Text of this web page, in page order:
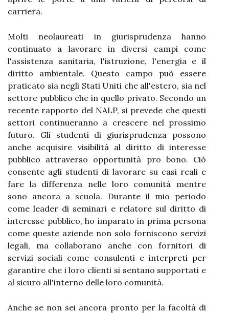
carriera.
Molti neolaureati in giurisprudenza hanno
continuato a lavorare in diversi campi come
l'assistenza sanitaria, l'istruzione, l'energia e il
diritto ambientale. Questo campo può essere
praticato sia negli Stati Uniti che all'estero, sia nel
settore pubblico che in quello privato. Secondo un
recente rapporto del NALP, si prevede che questi
settori continueranno a crescere nel prossimo
futuro. Gli studenti di giurisprudenza possono
anche acquisire visibilità al diritto di interesse
pubblico attraverso opportunità pro bono. Ciò
consente agli studenti di lavorare su casi reali e
fare la differenza nelle loro comunità mentre
sono ancora a scuola. Durante il mio periodo
come leader di seminari e relatore sul diritto di
interesse pubblico, ho imparato in prima persona
come queste aziende non solo forniscono servizi
legali, ma collaborano anche con fornitori di
servizi sociali come consulenti e interpreti per
garantire che i loro clienti si sentano supportati e
al sicuro all'interno delle loro comunità.
Anche se non sei ancora pronto per la facoltà di